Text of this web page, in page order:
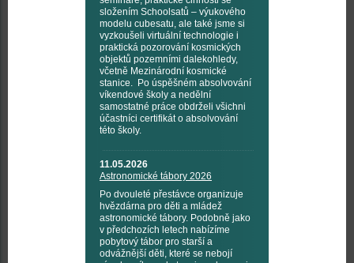
složením Schoolsatů – výukového
modelu cubesatu, ale také jsme si
vyzkoušeli virtuální technologie i
praktická pozorování kosmických
objektů pozemními dalekohledy,
včetně Mezinárodní kosmické
stanice. Po úspěšném absolvování
víkendové školy a nedělní
samostatné práce obdrželi všichni
účastníci certifikát o absolvování
této školy.
11.05.2026
Astronomické tábory 2026
Po dvouleté přestávce organizuje
hvězdárna pro děti a mládež
astronomické tábory. Podobně jako
v předchozích letech nabízíme
pobytový tábor pro starší a
odvážnější děti, které se nebojí